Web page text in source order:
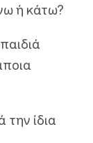
ή κάτω?
ίδια